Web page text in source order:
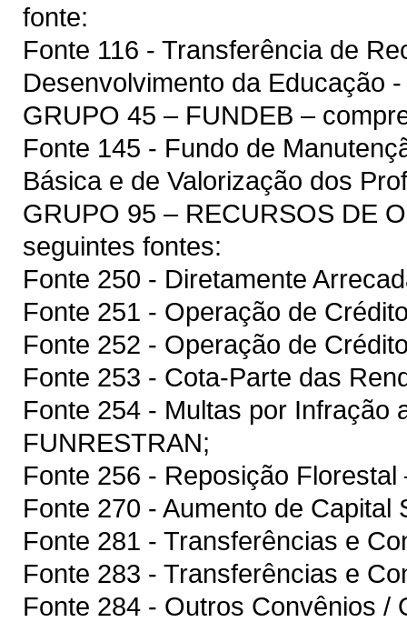
fonte:
Fonte 116 - Transferência de
Desenvolvimento da Educação
GRUPO 45 – FUNDEB –
Fonte 145 - Fundo de
Básica e de Valorização dos
GRUPO 95 – RECURSOS DE
seguintes fontes:
Fonte 250 - Diretamente
Fonte 251 - Operação de
Fonte 252 - Operação de
Fonte 253 - Cota-Parte das
Fonte 254 - Multas por Infração
FUNRESTRAN;
Fonte 256 - Reposição Florestal
Fonte 270 - Aumento de Capital
Fonte 281 - Transferências e
Fonte 283 - Transferências e
Fonte 284 - Outros Convênios /